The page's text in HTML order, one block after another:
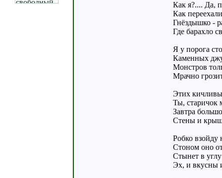
Как я?.... Да,
Как
Гнёздышко -
Где барахло
Я у порога
Каменных
Монстров
Мрачно
Этих
Ты, старичок
Завтра
Стены и
Робко взойду
Стоном оно
Стынет в
Эх, и вкусны